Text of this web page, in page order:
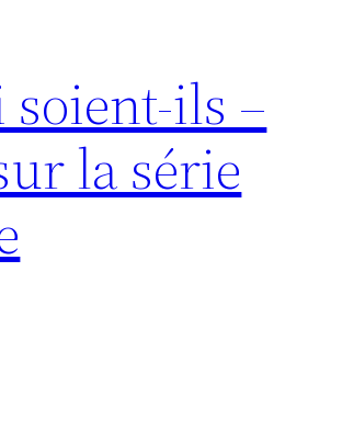
ils –
la série